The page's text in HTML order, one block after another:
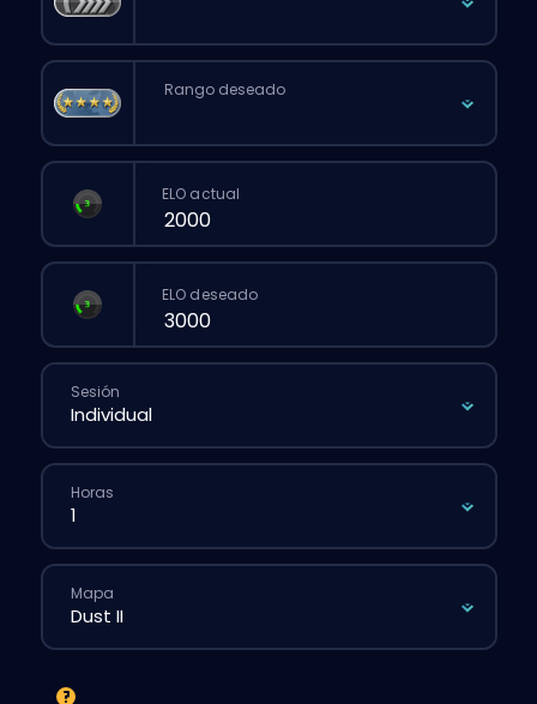
Rango deseado
ELO actual
ELO deseado
Sesión
Horas
Mapa